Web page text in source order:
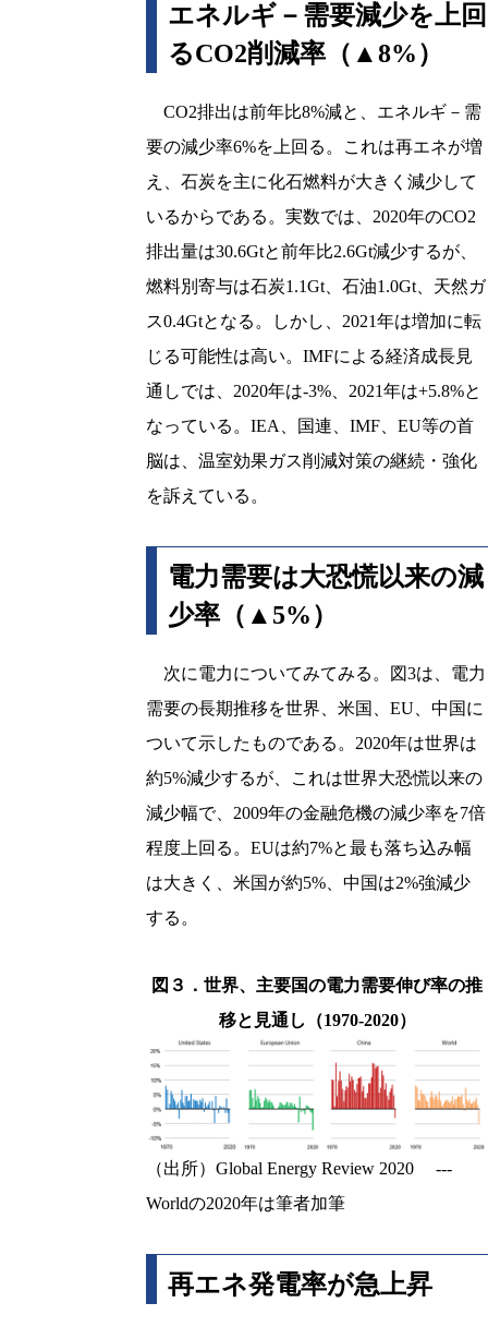
エネルギ－需要減少を上回
るCO2削減率（▲8%）
CO2排出は前年比8%減と、エネルギ－需
要の減少率6%を上回る。これは再エネが増
え、石炭を主に化石燃料が大きく減少して
いるからである。実数では、2020年のCO2
排出量は30.6Gtと前年比2.6Gt減少するが、
燃料別寄与は石炭1.1Gt、石油1.0Gt、天然ガ
ス0.4Gtとなる。しかし、2021年は増加に転
じる可能性は高い。IMFによる経済成長見
通しでは、2020年は-3%、2021年は+5.8%と
なっている。IEA、国連、IMF、EU等の首
脳は、温室効果ガス削減対策の継続・強化
を訴えている。
電力需要は大恐慌以来の減
少率（▲5%）
次に電力についてみてみる。図3は、電力
需要の長期推移を世界、米国、EU、中国に
ついて示したものである。2020年は世界は
約5%減少するが、これは世界大恐慌以来の
減少幅で、2009年の金融危機の減少率を7倍
程度上回る。EUは約7%と最も落ち込み幅
は大きく、米国が約5%、中国は2%強減少
する。
図３．世界、主要国の電力需要伸び率の推
移と見通し（1970-2020）
（出所）Global Energy Review 2020 ---
Worldの2020年は筆者加筆
再エネ発電率が急上昇